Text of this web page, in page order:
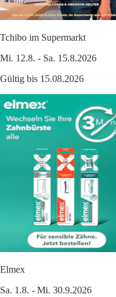
Tchibo im Supermarkt
Mi. 12.8. - Sa. 15.8.2026
Gültig bis 15.08.2026
Elmex
Sa. 1.8. - Mi. 30.9.2026